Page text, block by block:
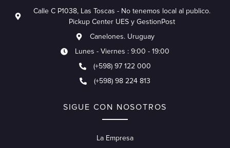
Calle C P1038, Las Toscas - No tenemos local al publico.
Pickup Center UES y GestionPost
Canelones. Uruguay
Lunes - Viernes : 9:00 - 19:00
(+598) 97 122 000
(+598) 98 224 813
SIGUE CON NOSOTROS
La Empresa